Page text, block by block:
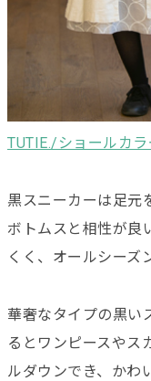
TUTIE./ショールカ
黒スニーカーは足元
ボトムスと相性が良
くく、オールシーズ
華奢なタイプの黒い
るとワンピースやス
ルダウンでき、かわ